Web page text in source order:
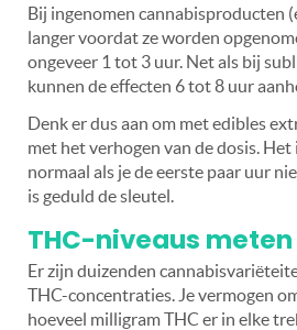
Bij ingenomen cannabisproducten
langer voordat ze worden
ongeveer 1 tot 3 uur. Net als bij
kunnen de effecten 6 tot 8 uur
Denk er dus aan om met edibles
met het verhogen van de dosis.
normaal als je de eerste paar uur
is geduld de sleutel.
THC-niveaus meten
Er zijn duizenden
THC-concentraties. Je vermogen
hoeveel milligram THC er in elke